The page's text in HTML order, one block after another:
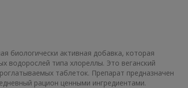
биологически активная добавка, которая
водорослей типа хлореллы. Это веганский
таблеток. Препарат предназначен
рацион ценными ингредиентами.